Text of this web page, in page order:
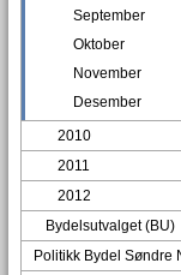
September
Oktober
November
Desember
2010
2011
2012
Bydelsutvalget (BU)
Politikk Bydel Søndre